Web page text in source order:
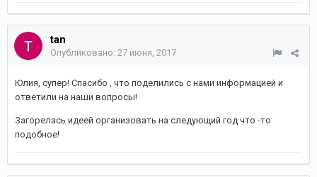
tan
Опубликовано: 27 июня, 2017
Юлия, супер! Спасибо , что поделились с нами информацией и
ответили на наши вопросы!
Загорелась идеей организовать на следующий год что -то
подобное!